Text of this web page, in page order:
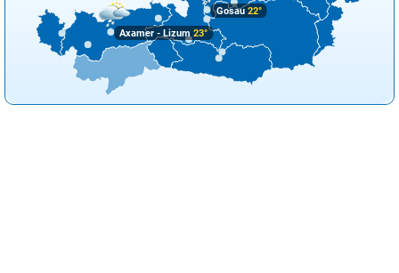
Axamer - Lizum 23°
Gosau22°